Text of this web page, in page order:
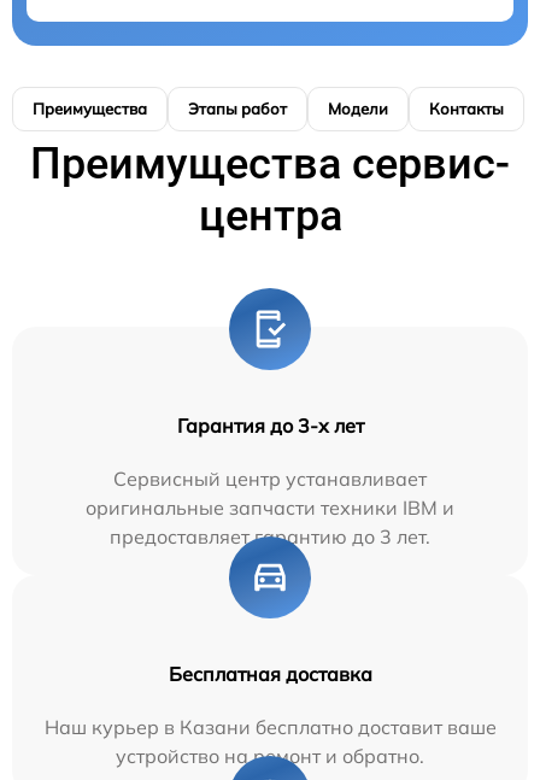
Преимущества Этапы работ Модели Контакты
Преимущества сервис-
центра
Гарантия до 3-х лет
Сервисный центр устанавливает
оригинальные запчасти техники IBM и
предоставляет гарантию до 3 лет.
Бесплатная доставка
Наш курьер в Казани бесплатно доставит ваше
устройство на ремонт и обратно.